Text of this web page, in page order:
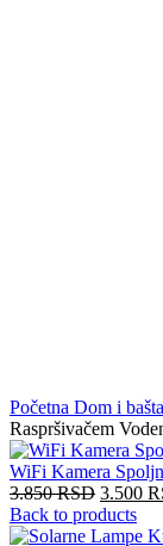
Početna Dom i bašta
Raspršivačem
WiFi Kamera
3.850RSD 3.500
Back to products